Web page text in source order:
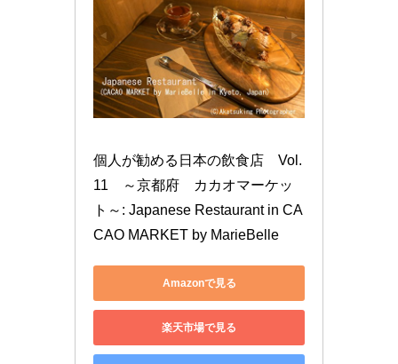
個人が勧める日本の飲食店　Vol.
11　～京都府　カカオマーケッ
ト～: Japanese Restaurant in CA
CAO MARKET by MarieBelle
Amazonで見る
楽天市場で見る